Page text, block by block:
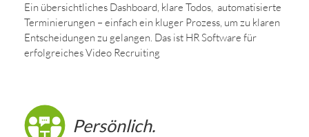
Ein übersichtliches Dashboard, klare Todos, automatisierte
Terminierungen – einfach ein kluger Prozess, um zu klaren
Entscheidungen zu gelangen. Das ist HR Software für
erfolgreiches Video Recruiting
Persönlich.